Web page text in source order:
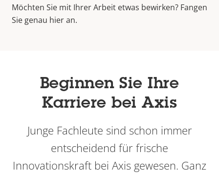
Studierende Schweden
Möchten Sie mit Ihrer Arbeit etwas bewirken? Fangen
Sie genau hier an.
Beginnen Sie Ihre
Karriere bei Axis
Junge Fachleute sind schon immer
entscheidend für frische
Innovationskraft bei Axis gewesen. Ganz